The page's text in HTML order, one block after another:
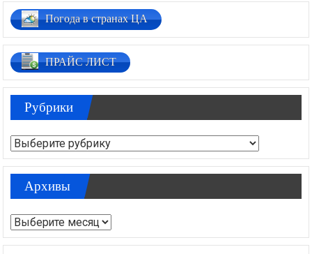
Погода в странах ЦА
ПРАЙС ЛИСТ
Рубрики
Рубрики
Архивы
Архивы